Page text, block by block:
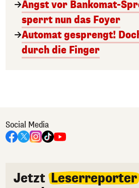
Angst vor Bankomat-
sperrt nun das Foyer
Automat gesprengt!
durch die Finger
Social Media
Jetzt Leserreporter